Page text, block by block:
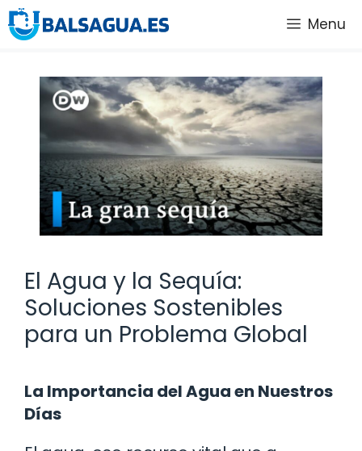
Saltar
al
Menu
El Agua y la Sequía:
Soluciones Sostenibles
para un Problema Global
La Importancia del Agua en Nuestros
Días